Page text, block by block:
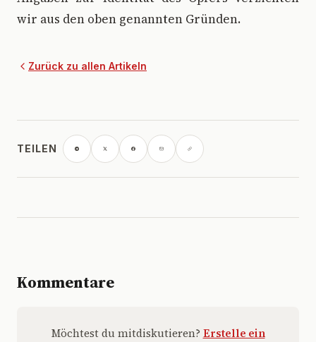
wir aus den oben genannten Gründen.
Zurück zu allen Artikeln
TEILEN
Kommentare
Möchtest du mitdiskutieren? Erstelle ein